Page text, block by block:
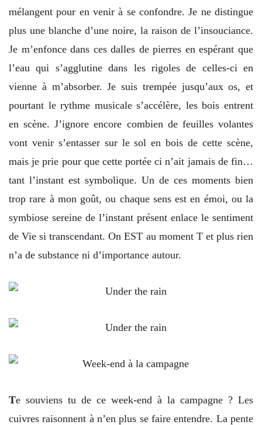
mélangent pour en venir à se confondre. Je ne distingue
plus une blanche d’une noire, la raison de l’insouciance.
Je m’enfonce dans ces dalles de pierres en espérant que
l’eau qui s’agglutine dans les rigoles de celles-ci en
vienne à m’absorber. Je suis trempée jusqu’aux os, et
pourtant le rythme musicale s’accélère, les bois entrent
en scène. J’ignore encore combien de feuilles volantes
vont venir s’entasser sur le sol en bois de cette scène,
mais je prie pour que cette portée ci n’ait jamais de fin…
tant l’instant est symbolique. Un de ces moments bien
trop rare à mon goût, ou chaque sens est en émoi, ou la
symbiose sereine de l’instant présent enlace le sentiment
de Vie si transcendant. On EST au moment T et plus rien
n’a de substance ni d’importance autour.
Te souviens tu de ce week-end à la campagne ? Les
cuivres raisonnent à n’en plus se faire entendre. La pente